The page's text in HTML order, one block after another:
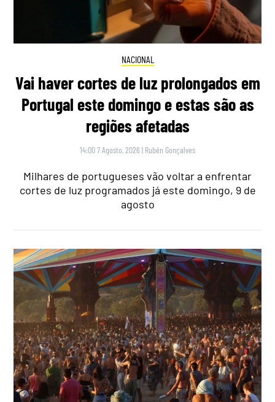
NACIONAL
Vai haver cortes de luz prolongados em
Portugal este domingo e estas são as
regiões afetadas
14:00 7 Agosto, 2026 | Rubén Gonçalves
Milhares de portugueses vão voltar a enfrentar
cortes de luz programados já este domingo, 9 de
agosto